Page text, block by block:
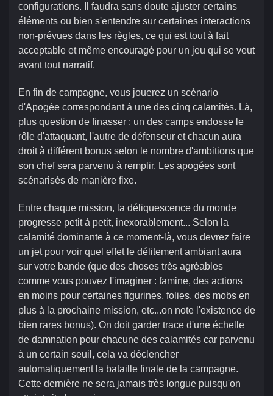
configurations. Il faudra sans doute ajuster certains
éléments ou bien s'entendre sur certaines interactions
non-prévues dans les règles, ce qui est tout à fait
acceptable et même encouragé pour un jeu qui se veut
avant tout narratif.
En fin de campagne, vous jouerez un scénario
d'Apogée correspondant à une des cinq calamités. Là,
plus question de finasser : un des camps endosse le
rôle d'attaquant, l'autre de défenseur et chacun aura
droit à différent bonus selon le nombre d'ambitions que
son chef sera parvenu à remplir. Les apogées sont
scénarisés de manière fixe.
Entre chaque mission, la déliquescence du monde
progresse petit à petit, inexorablement... Selon la
calamité dominante à ce moment-là, vous devrez faire
un jet pour voir quel effet le délitement ambiant aura
sur votre bande (que des choses très agréables
comme vous pouvez l'imaginer : famine, des actions
en moins pour certaines figurines, folies, des mobs en
plus à la prochaine mission, etc...on note l'existence de
bien rares bonus). On doit garder trace d'une échelle
de damnation pour chacune des calamités car parvenu
à un certain seuil, cela va déclencher
automatiquement la bataille finale de la campagne.
Cette dernière ne sera jamais très longue puisqu'on